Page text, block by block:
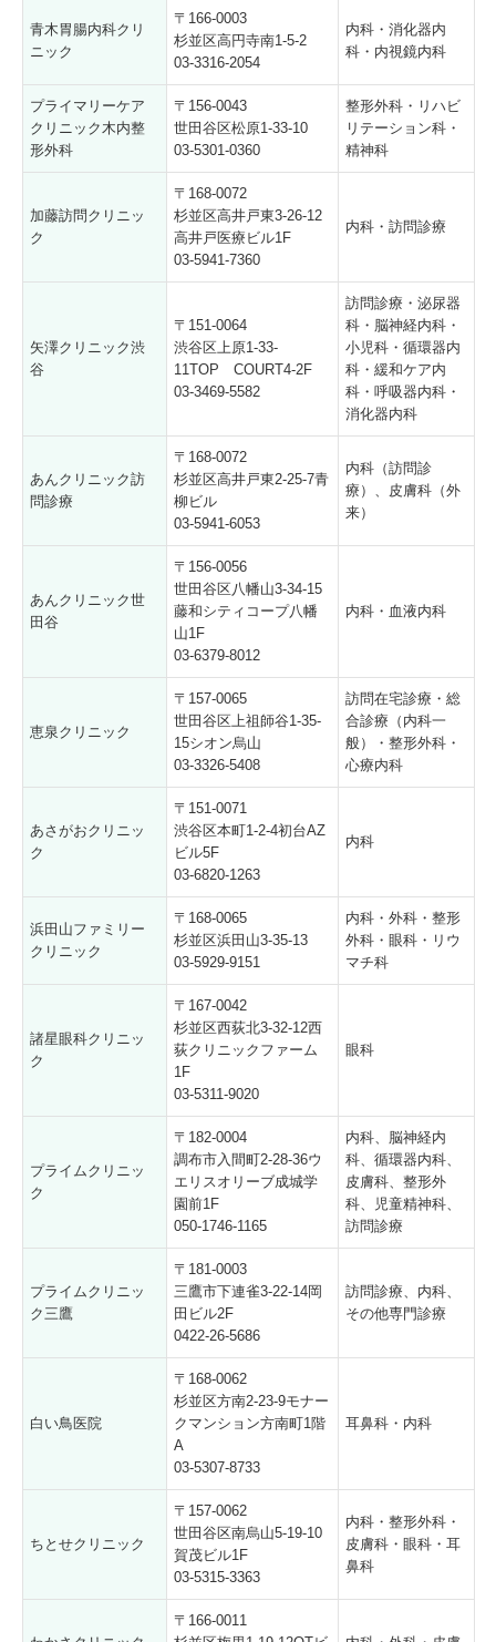
青木胃腸内科クリ
ニック
〒166-0003
杉並区高円寺南1-5-2
03-3316-2054
内科・消化器内
科・内視鏡内科
プライマリーケア
クリニック木内整
形外科
〒156-0043
世田谷区松原1-33-10
03-5301-0360
整形外科・リハビ
リテーション科・
精神科
加藤訪問クリニッ
ク
〒168-0072
杉並区高井戸東3-26-12
高井戸医療ビル1F
03-5941-7360
内科・訪問診療
矢澤クリニック渋
谷
〒151-0064
渋谷区上原1-33-
11TOP COURT4-2F
03-3469-5582
訪問診療・泌尿器
科・脳神経内科・
小児科・循環器内
科・緩和ケア内
科・呼吸器内科・
消化器内科
あんクリニック訪
問診療
〒168-0072
杉並区高井戸東2-25-7青
柳ビル
03-5941-6053
内科（訪問診
療）、皮膚科（外
来）
あんクリニック世
田谷
〒156-0056
世田谷区八幡山3-34-15
藤和シティコープ八幡
山1F
03-6379-8012
内科・血液内科
恵泉クリニック
〒157-0065
世田谷区上祖師谷1-35-
15シオン烏山
03-3326-5408
訪問在宅診療・総
合診療（内科一
般）・整形外科・
心療内科
あさがおクリニッ
ク
〒151-0071
渋谷区本町1-2-4初台AZ
ビル5F
03-6820-1263
内科
浜田山ファミリー
クリニック
〒168-0065
杉並区浜田山3-35-13
03-5929-9151
内科・外科・整形
外科・眼科・リウ
マチ科
諸星眼科クリニッ
ク
〒167-0042
杉並区西荻北3-32-12西
荻クリニックファーム
1F
03-5311-9020
眼科
プライムクリニッ
ク
〒182-0004
調布市入間町2-28-36ウ
エリスオリーブ成城学
園前1F
050-1746-1165
内科、脳神経内
科、循環器内科、
皮膚科、整形外
科、児童精神科、
訪問診療
プライムクリニッ
ク三鷹
〒181-0003
三鷹市下連雀3-22-14岡
田ビル2F
0422-26-5686
訪問診療、内科、
その他専門診療
白い鳥医院
〒168-0062
杉並区方南2-23-9モナー
クマンション方南町1階
A
03-5307-8733
耳鼻科・内科
ちとせクリニック
〒157-0062
世田谷区南烏山5-19-10
賀茂ビル1F
03-5315-3363
内科・整形外科・
皮膚科・眼科・耳
鼻科
〒166-0011